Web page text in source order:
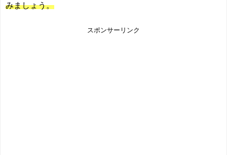
みましょう。
スポンサーリンク